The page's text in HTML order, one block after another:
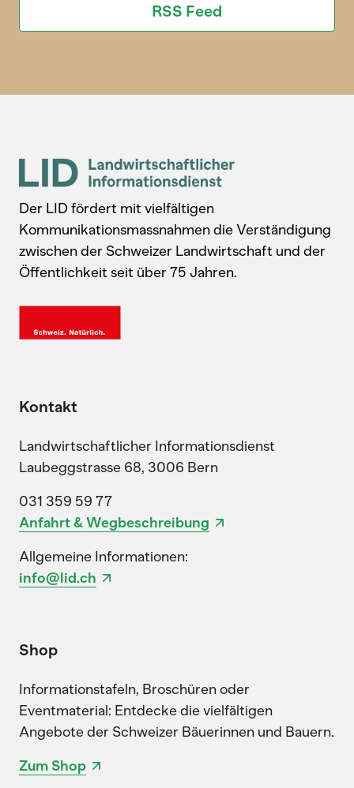
RSS Feed
Der LID fördert mit vielfältigen
Kommunikationsmassnahmen die Verständigung
zwischen der Schweizer Landwirtschaft und der
Öffentlichkeit seit über 75 Jahren.
Kontakt
Landwirtschaftlicher Informationsdienst
Laubeggstrasse 68, 3006 Bern
031 359 59 77
Anfahrt & Wegbeschreibung
Allgemeine Informationen:
info@lid.ch
Shop
Informationstafeln, Broschüren oder
Eventmaterial: Entdecke die vielfältigen
Angebote der Schweizer Bäuerinnen und Bauern.
Zum Shop